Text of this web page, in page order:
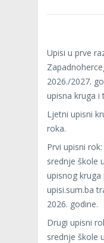
Upisi u prve
2026./2027.
upisna kruga i
Ljetni upisni
roka.
Prvi upisni
srednje škole
upisnog
upisi.sum.ba
2026. godine.
Drugi upisni
srednje škole